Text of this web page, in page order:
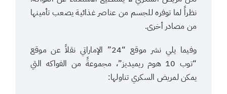
نظراً لما توفره للجسم من عناصر غذائية يصعب تأمينها
من مصادر أخرى.
وفيما يلي نشر موقع “24” الإماراتي نقلاً عن موقع
“توب 10 هوم ريميديز”، مجموعةً من الفواكه التي
يمكن لمريض السكري تناولها: